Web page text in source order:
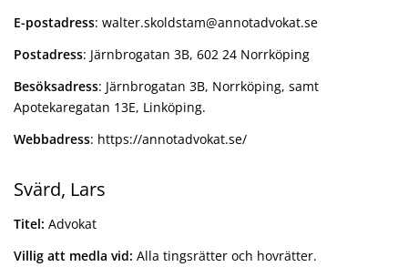
E-postadress: walter.skoldstam@annotadvokat.se
Postadress: Järnbrogatan 3B, 602 24 Norrköping
Besöksadress: Järnbrogatan 3B, Norrköping, samt
Apotekaregatan 13E, Linköping.
Webbadress: https://annotadvokat.se/
Svärd, Lars
Titel: Advokat
Villig att medla vid: Alla tingsrätter och hovrätter.